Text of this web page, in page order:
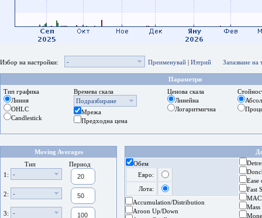
Избор на настройки: - Преименувай | Изтрий Запазване на
Параметри
Тип графика
Линия
OHLC
Candlestick
Времева скала
Подразбиране
Мрежа
Предходна цена
Ценова скала
Линейна
Логаритмична
Moving Averages
Тип
Период
1:
-
2: -
3: -
Обем
Евро:
Лота:
Accumulation/Distribution
Aroon Up/Down
Ease
Fast